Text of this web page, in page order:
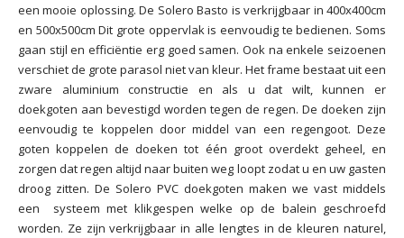
een mooie oplossing. De Solero Basto is verkrijgbaar in 400x400cm
en 500x500cm Dit grote oppervlak is eenvoudig te bedienen. Soms
gaan stijl en efficiëntie erg goed samen. Ook na enkele seizoenen
verschiet de grote parasol niet van kleur. Het frame bestaat uit een
zware aluminium constructie en als u dat wilt, kunnen er
doekgoten aan bevestigd worden tegen de regen. De doeken zijn
eenvoudig te koppelen door middel van een regengoot. Deze
goten koppelen de doeken tot één groot overdekt geheel, en
zorgen dat regen altijd naar buiten weg loopt zodat u en uw gasten
droog zitten. De Solero PVC doekgoten maken we vast middels
een systeem met klikgespen welke op de balein geschroefd
worden. Ze zijn verkrijgbaar in alle lengtes in de kleuren naturel,